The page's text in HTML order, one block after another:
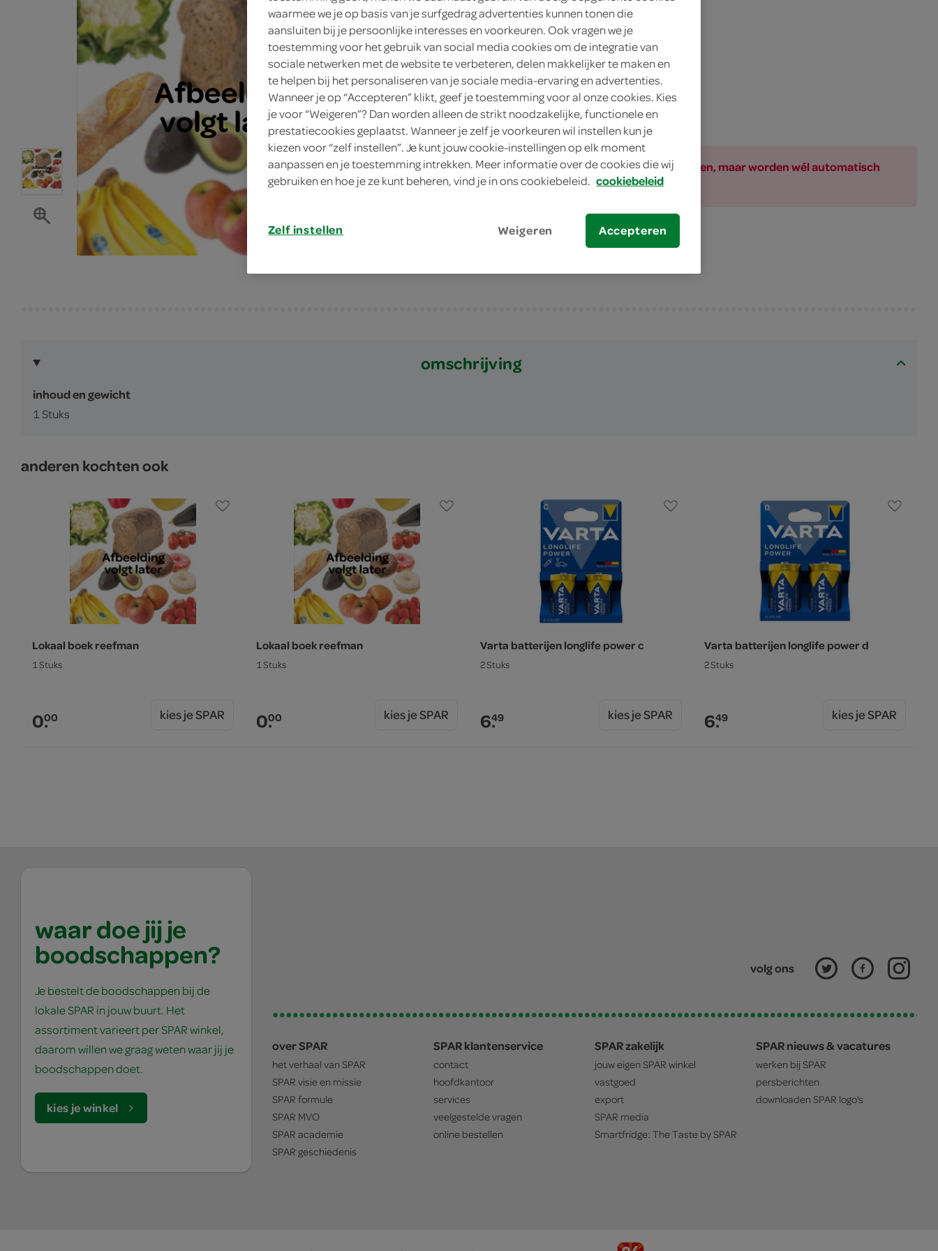
.-
1 Stuks
in winkelmand
Let op: aanbiedingen zijn niet zichtbaar bij de producten, maar worden wél automatisch
verwerkt in de winkelmand.
Papier van kwaliteit!
omschrijving
inhoud en gewicht
1 Stuks
anderen kochten ook
Lokaal boek reefman
1 Stuks
0.00 kies je SPAR
Lokaal boek reefman
1 Stuks
0.00 kies je SPAR
Varta batterijen longlife power c
2 Stuks
6.49 kies je SPAR
Varta batterijen longlife power d
2 Stuks
6.49 kies je SPAR
waar doe jij je
boodschappen?
Je bestelt de boodschappen bij de
lokale SPAR in jouw buurt. Het
assortiment varieert per SPAR winkel,
daarom willen we graag weten waar jij je
boodschappen doet.
kies je winkel
volg ons
over SPAR
het verhaal van SPAR
SPAR visie en missie
SPAR formule
SPAR MVO
SPAR academie
SPAR geschiedenis
SPAR klantenservice
contact
hoofdkantoor
services
veelgestelde vragen
online bestellen
SPAR zakelijk
jouw eigen SPAR winkel
vastgoed
export
SPAR media
Smartfridge: The Taste bySPAR
SPAR nieuws & vacatures
werken bij SPAR
persberichten
downloaden SPAR logo's
waarmee we je op basis van je surfgedrag advertenties kunnen tonen die
aansluiten bij je persoonlijke interesses en voorkeuren. Ook vragen we je
toestemming voor het gebruik van social media cookies om de integratie van
sociale netwerken met de website te verbeteren, delen makkelijker te maken en
te helpen bij het personaliseren van je sociale media-ervaring en advertenties.
Wanneer je op “Accepteren” klikt, geef je toestemming voor al onze cookies. Kies
je voor “Weigeren”? Dan worden alleen de strikt noodzakelijke, functionele en
prestatiecookies geplaatst. Wanneer je zelf je voorkeuren wil instellen kun je
kiezen voor “zelf instellen”. Je kunt jouw cookie-instellingen op elk moment
aanpassen en je toestemming intrekken. Meer informatie over de cookies die wij
gebruiken en hoe je ze kunt beheren, vind je in ons cookiebeleid. cookiebeleid
Zelf instellen Weigeren Accepteren